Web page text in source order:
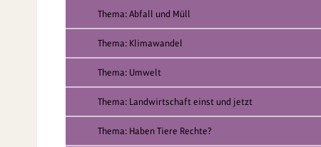
Thema: Abfall und Müll
Thema: Klimawandel
Thema: Umwelt
Thema: Landwirtschaft einst und jetzt
Thema: Haben Tiere Rechte?